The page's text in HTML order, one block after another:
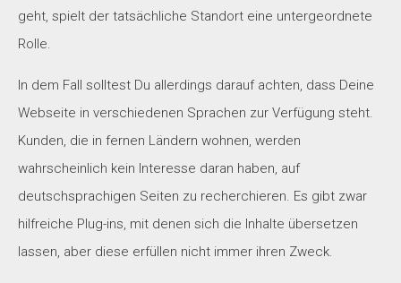
geht, spielt der tatsächliche Standort eine untergeordnete
Rolle.
In dem Fall solltest Du allerdings darauf achten, dass Deine
Webseite in verschiedenen Sprachen zur Verfügung steht.
Kunden, die in fernen Ländern wohnen, werden
wahrscheinlich kein Interesse daran haben, auf
deutschsprachigen Seiten zu recherchieren. Es gibt zwar
hilfreiche Plug-ins, mit denen sich die Inhalte übersetzen
lassen, aber diese erfüllen nicht immer ihren Zweck.